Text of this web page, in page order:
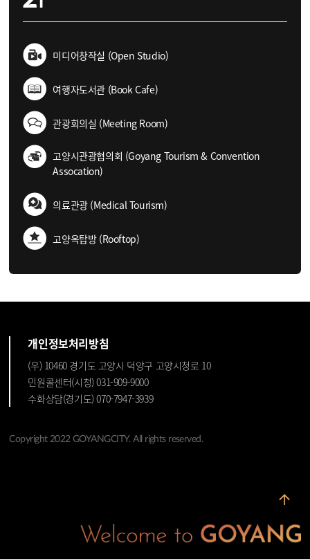
미디어창작실 (Open Studio)
여행자도서관 (Book Cafe)
관광회의실 (Meeting Room)
고양시관광협의회 (Goyang Tourism & Convention
Assocation)
의료관광 (Medical Tourism)
고양옥탑방 (Rooftop)
개인정보처리방침
(우) 10460 경기도 고양시 덕양구 고양시청로 10
민원콜센터(시청) 031-909-9000
수화상담(경기도) 070-7947-3939
Copyright 2022 GOYANGCITY. All rights reserved.